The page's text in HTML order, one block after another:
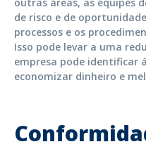
de risco e de
processos e os
Isso pode levar a uma
empresa pode identificar
economizar dinheiro e